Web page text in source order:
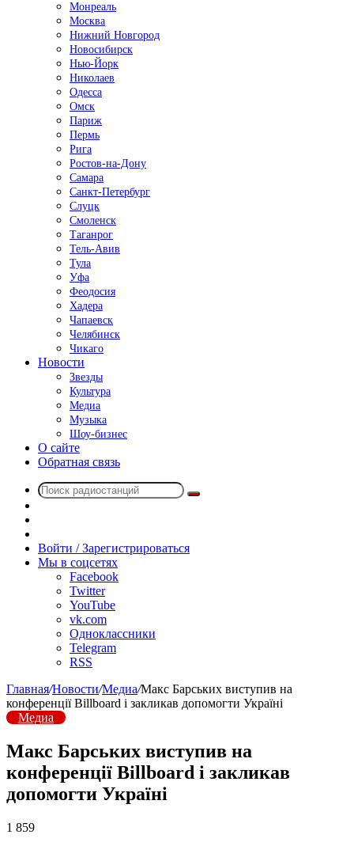
Монреаль
Москва
Нижний Новгород
Новосибирск
Нью-Йорк
Николаев
Одесса
Омск
Париж
Пермь
Рига
Ростов-на-Дону
Самара
Санкт-Петербург
Слуцк
Смоленск
Таганрог
Тель-Авив
Тула
Уфа
Феодосия
Хадера
Чапаевск
Челябинск
Чикаго
Новости
Звезды
Культура
Медиа
Музыка
Шоу-бизнес
О сайте
Обратная связь
Поиск
радио
Войти / Зарегистрироваться
Мы в соцсетях
Facebook
Twitter
YouTube
vk.com
Одноклассники
Telegram
RSS
Главная/Новости/Медиа/Макс Барських виступив на
конференції Billboard і закликав допомогти Україні
Медиа
Макс Барських виступив на
конференції Billboard і закликав
допомогти Україні
1 859